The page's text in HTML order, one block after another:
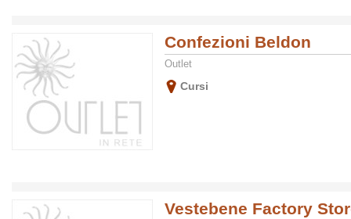
Confezioni Beldon
Outlet
Cursi
Vestebene Factory